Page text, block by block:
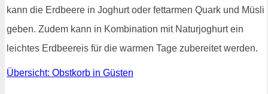
kann die Erdbeere in Joghurt oder fettarmen Quark und Müsli
geben. Zudem kann in Kombination mit Naturjoghurt ein
leichtes Erdbeereis für die warmen Tage zubereitet werden.
Übersicht: Obstkorb in Güsten